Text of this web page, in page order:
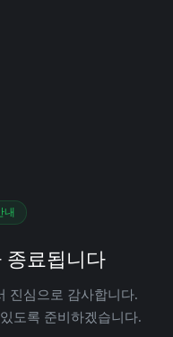
내
종료됩니다
진심으로 감사합니다.
도록 준비하겠습니다.